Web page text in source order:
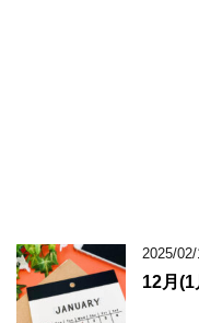
2025/
12月(1